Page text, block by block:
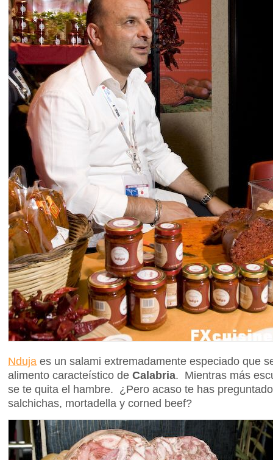
Nduja es un salami extremadamente especiado que
alimento caracteístico de Calabria. Mientras más
se te quita el hambre. ¿Pero acaso te has
salchichas, mortadella y corned beef?